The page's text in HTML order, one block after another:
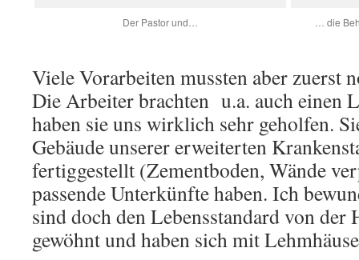
Der Pastor und… … die
Viele Vorarbeiten mussten aber zuerst
Die Arbeiter brachten u.a. auch einen
haben sie uns wirklich sehr geholfen.
Gebäude unserer erweiterten
fertiggestellt (Zementboden, Wände
passende Unterkünfte haben. Ich
sind doch den Lebensstandard von der
gewöhnt und haben sich mit